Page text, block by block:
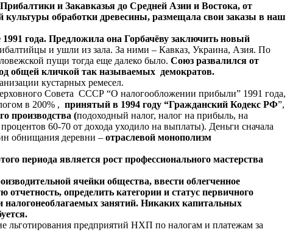
и Закавказья до Средней Азии и Востока, от
обработки древесины, размещала свои заказы в наш
года. Предложила она Горбачёву заключить новый
и ушли из зала. За ними – Кавказ, Украина, Азия. По
пущи тогда еще далеко было. Союз развалился от
общей кличкой так называемых демократов.
кустарных ремесел.
Совета СССР “О налогообложении прибыли” 1991 года,
в 200% , принятый в 1994 году “Гражданский Кодекс РФ”,
производства (подоходный налог, налог на прибыль, на
60-70 от дохода уходило на выплаты). Деньги сначала
обнищания деревни – отраслевой монополизм
периода является рост профессионального мастерства
ячейки общества, ввести облегченное
определить категории и статус первичного
налогонеоблагаемых занятий. Никаких капитальных
льготирования предприятий НХП по налогам и платежам за